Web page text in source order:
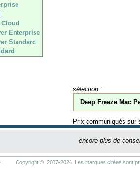
Cloud
Enterprise
Standard
sélection :
Deep Freeze Mac
Prix communiqués sur
encore plus de
Copyright © 2007-2026. Les marques citées sont